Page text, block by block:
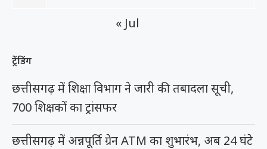
« Jul
ट्रेंडिंग
छत्तीसगढ़ में शिक्षा विभाग ने जारी की तबादला सूची,
700 शिक्षकों का ट्रांसफर
छत्तीसगढ़ में अन्नपूर्ति ग्रेन ATM का शुभारंभ, अब 24 घंटे